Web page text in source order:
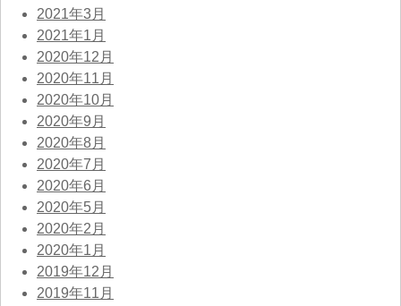
2021年3月
2021年1月
2020年12月
2020年11月
2020年10月
2020年9月
2020年8月
2020年7月
2020年6月
2020年5月
2020年2月
2020年1月
2019年12月
2019年11月